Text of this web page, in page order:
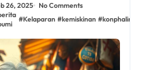
26, 2025
No Comments
#Kelaparan #kemiskinan #konphalindo